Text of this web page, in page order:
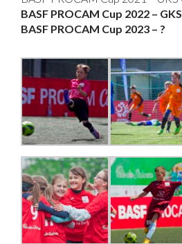
BASF PROCAM Cup 2022 –
BASF PROCAM Cup 2023 – ?